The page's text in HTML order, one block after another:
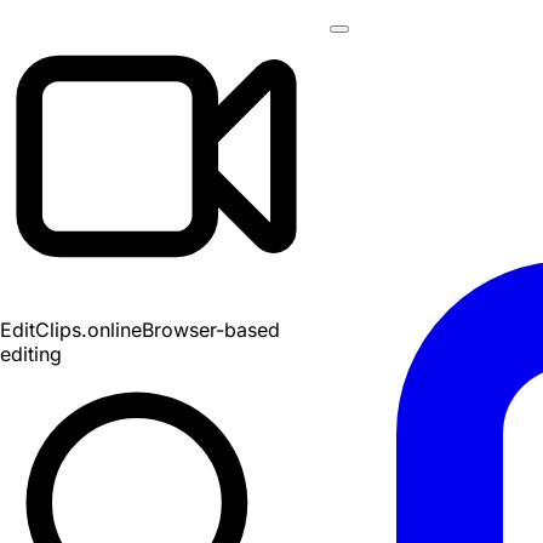
EditClips.onlineBrowser-based
editing